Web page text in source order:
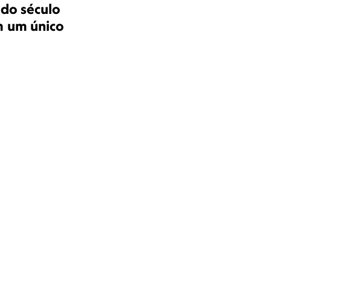
século
um único